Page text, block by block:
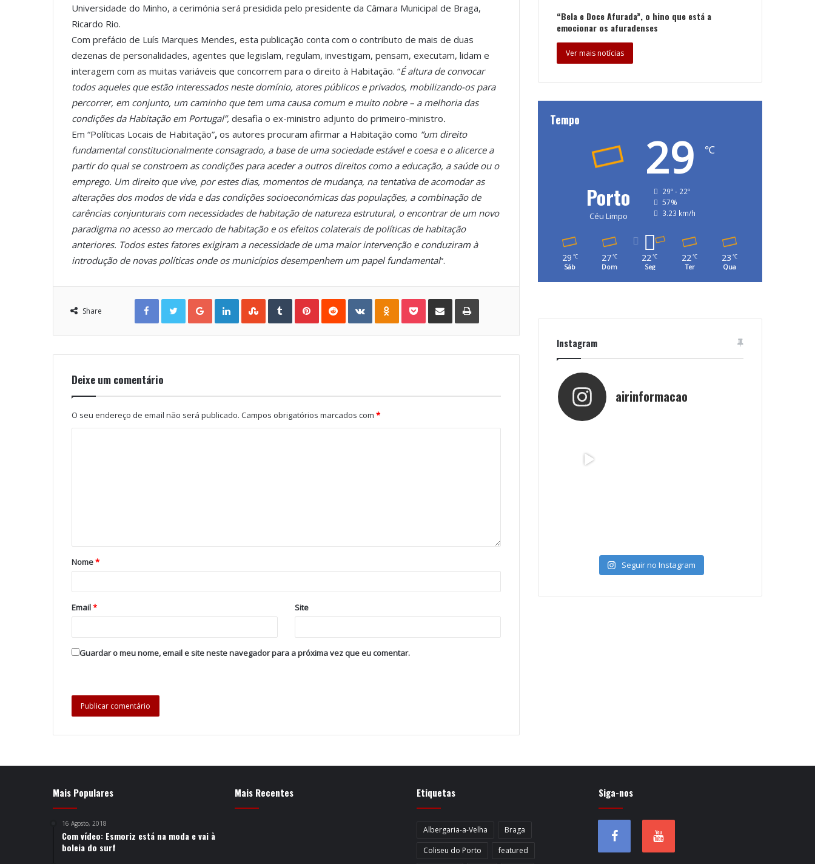
Universidade do Minho, a cerimónia será presidida pelo presidente da Câmara Municipal de Braga,
Ricardo Rio.
Com prefácio de Luís Marques Mendes, esta publicação conta com o contributo de mais de duas
dezenas de personalidades, agentes que legislam, regulam, investigam, pensam, executam, lidam e
interagem com as muitas variáveis que concorrem para o direito à Habitação. “É altura de convocar
todos aqueles que estão interessados neste domínio, atores públicos e privados, mobilizando-os para
percorrer, em conjunto, um caminho que tem uma causa comum e muito nobre – a melhoria das
condições da Habitação em Portugal”, desafia o ex-ministro adjunto do primeiro-ministro.
Em “Políticas Locais de Habitação”, os autores procuram afirmar a Habitação como “um direito
fundamental constitucionalmente consagrado, a base de uma sociedade estável e coesa e o alicerce a
partir do qual se constroem as condições para aceder a outros direitos como a educação, a saúde ou o
emprego. Um direito que vive, por estes dias, momentos de mudança, na tentativa de acomodar as
alterações dos modos de vida e das condições socioeconómicas das populações, a combinação de
carências conjunturais com necessidades de habitação de natureza estrutural, o encontrar de um novo
paradigma no acesso ao mercado de habitação e os efeitos colaterais de políticas de habitação
anteriores. Todos estes fatores exigiram a necessidade de uma maior intervenção e conduziram à
introdução de novas políticas onde os municípios desempenhem um papel fundamental“.
Share
Facebook Twitter Google+ LinkedIn StumbleUpon Tumblr Pinterest Reddit VKontakte Odnoklassniki Pocket Share via Email Print
Deixe um comentário
O seu endereço de email não será publicado. Campos obrigatórios marcados com *
Nome*
Email* Site
Guardar o meu nome, email e site neste navegador para a próxima vez que eu comentar.
“Bela e Doce Afurada”, o hino que está a
emocionar os afuradenses
Ver mais notícias
Tempo
Porto
Céu Limpo
29 ℃
29º - 22º
57%
3.23 km/h
29 ℃
Sáb
27℃
Dom
22℃
Seg
22℃
Ter
23 ℃
Qua
Instagram
airinformacao
Seguir no Instagram
Mais Populares
16 Agosto, 2018
Com vídeo: Esmoriz está na moda e vai à
boleia do surf
Mais Recentes Etiquetas
Albergaria-a-Velha
Braga
Coliseu do Porto
featured
Siga-nos